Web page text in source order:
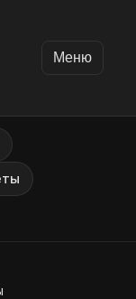
Меню